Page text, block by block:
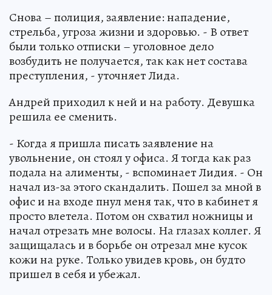
Снова – полиция, заявление: нападение,
стрельба, угроза жизни и здоровью. - В ответ
были только отписки – уголовное дело
возбудить не получается, так как нет состава
преступления, - уточняет Лида.
Андрей приходил к ней и на работу. Девушка
решила ее сменить.
- Когда я пришла писать заявление на
увольнение, он стоял у офиса. Я тогда как раз
подала на алименты, - вспоминает Лидия. - Он
начал из-за этого скандалить. Пошел за мной в
офис и на входе пнул меня так, что в кабинет я
просто влетела. Потом он схватил ножницы и
начал отрезать мне волосы. На глазах коллег. Я
защищалась и в борьбе он отрезал мне кусок
кожи на руке. Только увидев кровь, он будто
пришел в себя и убежал.